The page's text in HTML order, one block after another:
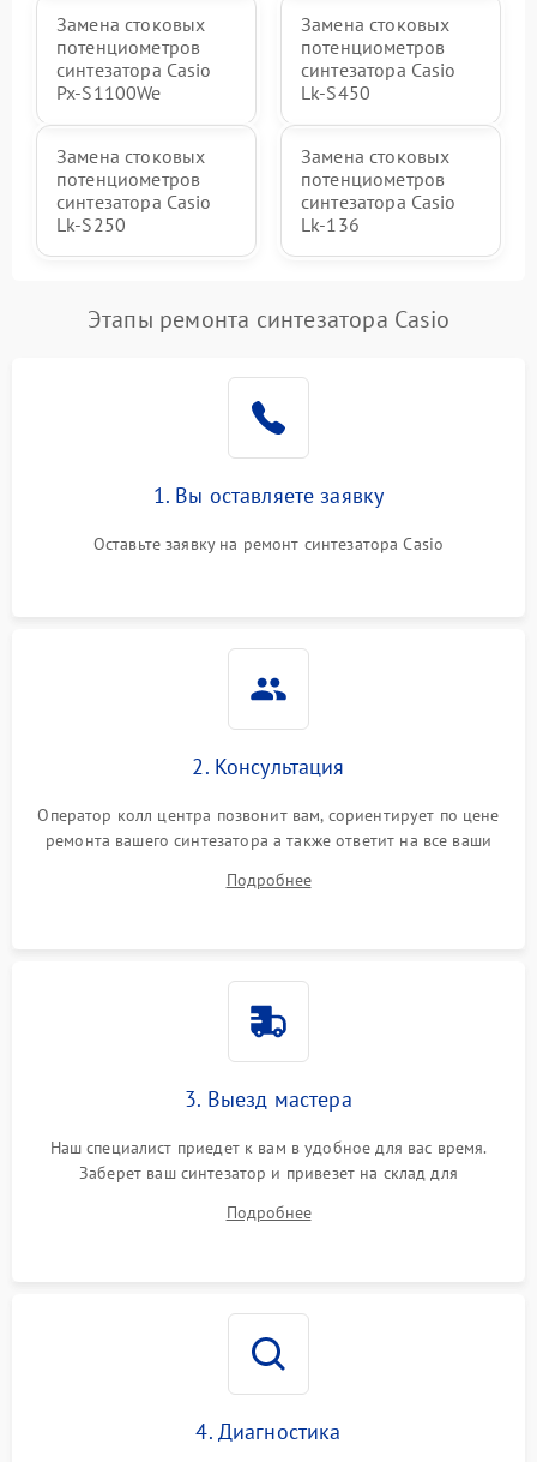
Замена стоковых
потенциометров
синтезатора Casio
Px-S1100We
Замена стоковых
потенциометров
синтезатора Casio
Lk-S450
Замена стоковых
потенциометров
синтезатора Casio
Lk-S250
Замена стоковых
потенциометров
синтезатора Casio
Lk-136
Этапы ремонта синтезатора Casio
1. Вы оставляете заявку
Оставьте заявку на ремонт синтезатора Casio
2. Консультация
Оператор колл центра позвонит вам, сориентирует по цене
ремонта вашего синтезатора а также ответит на все ваши
Подробнее
3. Выезд мастера
Наш специалист приедет к вам в удобное для вас время.
Заберет ваш синтезатор и привезет на склад для
Подробнее
4. Диагностика